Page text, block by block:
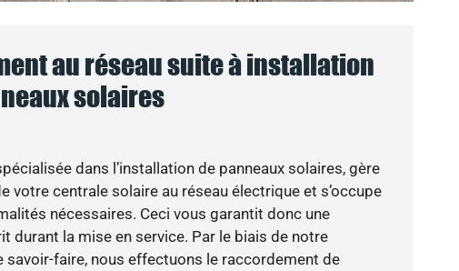
au réseau suite à installation
solaires
dans l’installation de panneaux solaires, gère
votre centrale solaire au réseau électrique et s’occupe
nécessaires. Ceci vous garantit donc une
durant la mise en service. Par le biais de notre
savoir-faire, nous effectuons le raccordement de